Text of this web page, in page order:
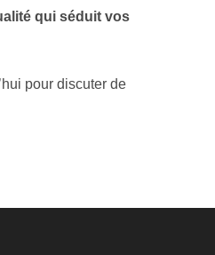
qui séduit vos
pour discuter de